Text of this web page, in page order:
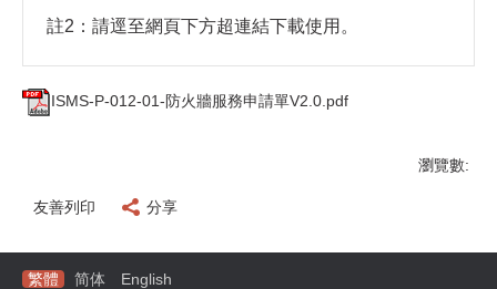
註2：請逕至網頁下方超連結下載使用。
ISMS-P-012-01-防火牆服務申請單V2.0.pdf
瀏覽數:
友善列印 分享
繁體 简体 English